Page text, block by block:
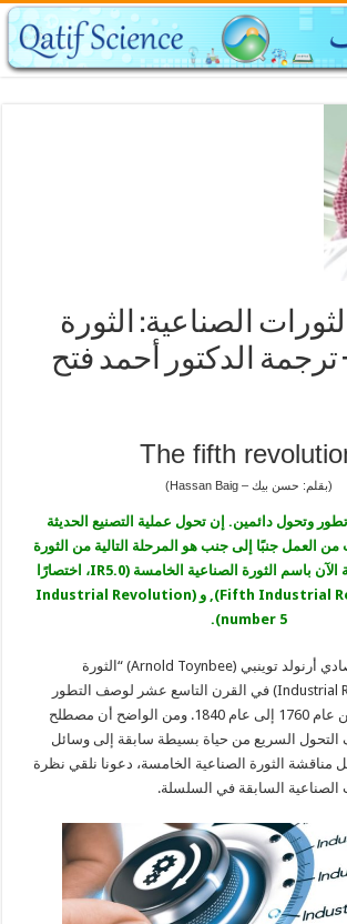
الصناعية: الثورة
الدكتور أحمد فتح
The fifth
(بقلم: حسن بيك – Hassan Baig)
تطور وتحول دائمين. إن تحول عملية التصنيع الحديثة
من العمل جنبًا إلى جنب هو المرحلة التالية من الثورة
الصناعية – المعروفة الآن باسم الثورة الصناعية الخامسة (IR5.0، اختصارًا
للعبارة (Fifth Industrial Revolution), و (Industrial Revolution
number 5).
استخدم المؤرخ الاقتصادي أرنولد توينبي (Arnold Toynbee) “الثورة
الصناعية” (Industrial Revolution) في القرن التاسع عشر لوصف التطور
الاقتصادي لبريطانيا من عام 1760 إلى عام 1840. ومن الواضح أن مصطلح
السريع من حياة بسيطة سابقة إلى وسائل
مناقشة الثورة الصناعية الخامسة، دعونا نلقي نظرة
الصناعية السابقة في السلسلة.